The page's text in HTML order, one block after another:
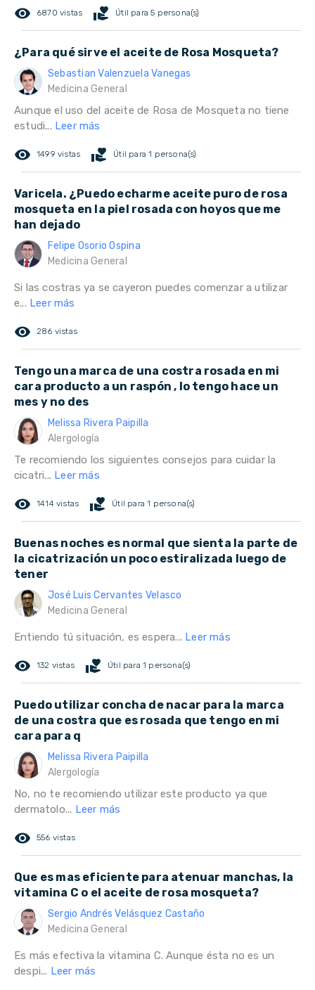
remove_red_eye 6870 vistas volunteer_activism Útil para 5 persona(s)
¿Para qué sirve el aceite de Rosa Mosqueta?
Sebastian Valenzuela Vanegas
Medicina General
Aunque el uso del aceite de Rosa de Mosqueta no tiene
estudi... Leer más
remove_red_eye 1499 vistas volunteer_activism Útil para 1 persona(s)
Varicela. ¿Puedo echarme aceite puro de rosa
mosqueta en la piel rosada con hoyos que me
han dejado
Felipe Osorio Ospina
Medicina General
Si las costras ya se cayeron puedes comenzar a utilizar
e... Leer más
remove_red_eye 286 vistas
Tengo una marca de una costra rosada en mi
cara producto a un raspón , lo tengo hace un
mes y no des
Melissa Rivera Paipilla
Alergología
Te recomiendo los siguientes consejos para cuidar la
cicatri... Leer más
remove_red_eye 1414 vistas volunteer_activism Útil para 1 persona(s)
Buenas noches es normal que sienta la parte de
la cicatrización un poco estiralizada luego de
tener
José Luis Cervantes Velasco
Medicina General
Entiendo tú situación, es espera... Leer más
remove_red_eye 132 vistas volunteer_activism Útil para 1 persona(s)
Puedo utilizar concha de nacar para la marca
de una costra que es rosada que tengo en mi
cara para q
Melissa Rivera Paipilla
Alergología
No, no te recomiendo utilizar este producto ya que
dermatolo... Leer más
remove_red_eye 556 vistas
Que es mas eficiente para atenuar manchas, la
vitamina C o el aceite de rosa mosqueta?
Sergio Andrés Velásquez Castaño
Medicina General
Es más efectiva la vitamina C. Aunque ésta no es un
despi... Leer más